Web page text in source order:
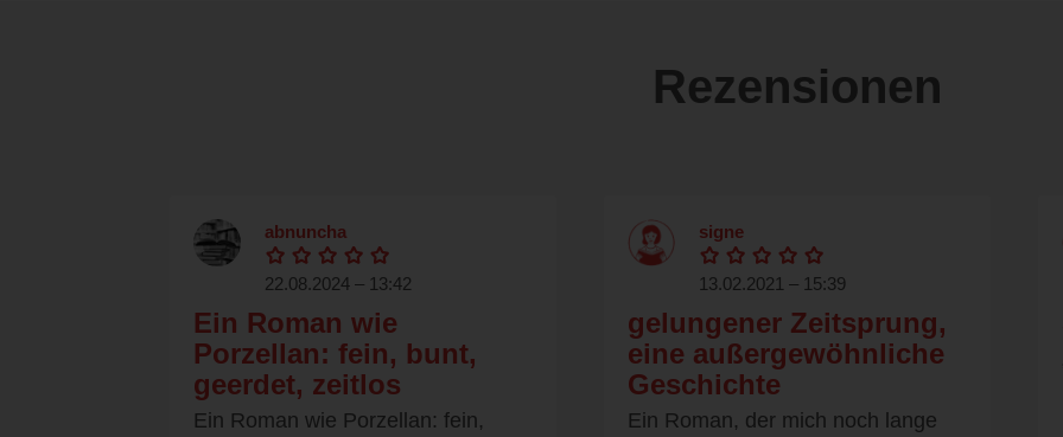
Rezensionen
abnuncha
22.08.2024 – 13:42
Ein Roman wie
Porzellan: fein, bunt,
geerdet, zeitlos
Ein Roman wie Porzellan: fein,
signe
13.02.2021 – 15:39
gelungener Zeitsprung,
eine außergewöhnliche
Geschichte
Ein Roman, der mich noch lange